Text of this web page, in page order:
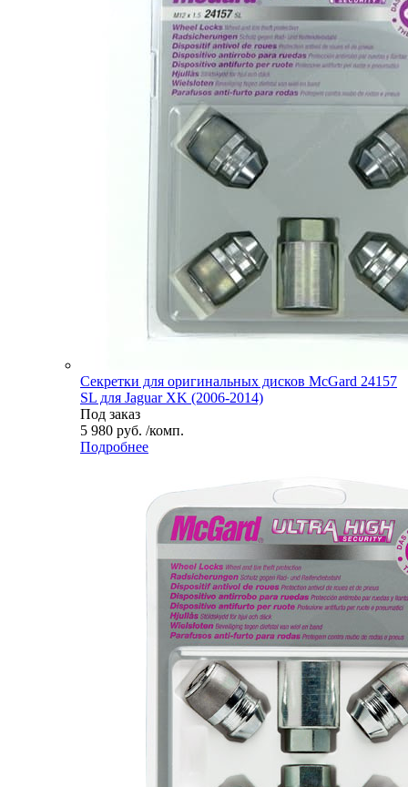
Секретки для оригинальных дисков McGard 24157
SL для Jaguar XK (2006-2014)
Под заказ
5 980 руб. /комп.
Подробнее